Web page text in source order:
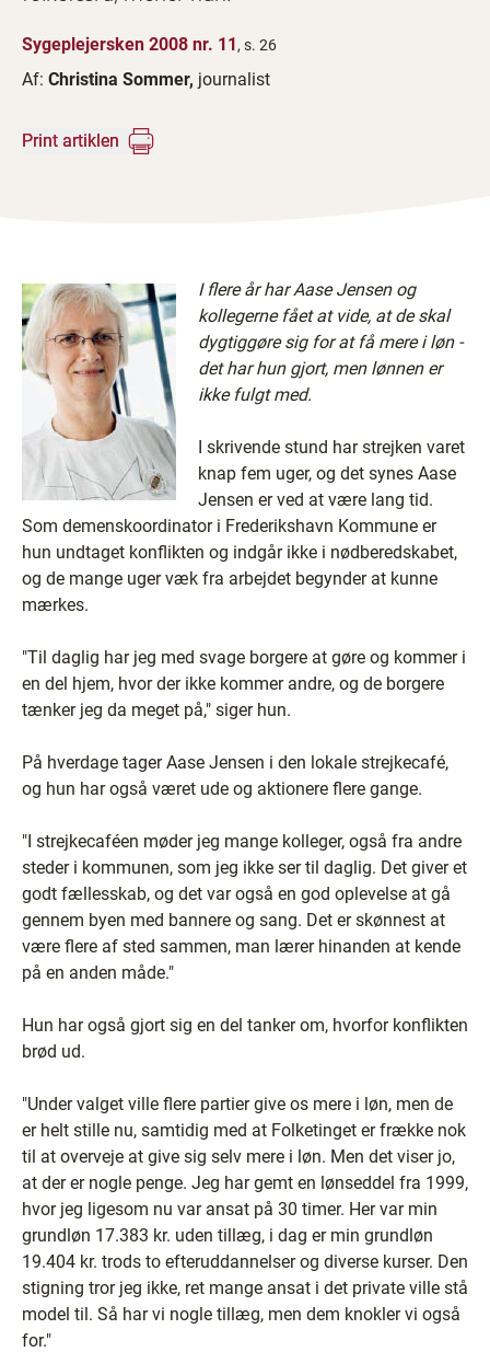
Sygeplejersken 2008 nr. 11, s. 26
Af: Christina Sommer, journalist
Print artiklen
I flere år har Aase Jensen og
kollegerne fået at vide, at de skal
dygtiggøre sig for at få mere i løn -
det har hun gjort, men lønnen er
ikke fulgt med.
I skrivende stund har strejken varet
knap fem uger, og det synes Aase
Jensen er ved at være lang tid.
Som demenskoordinator i Frederikshavn Kommune er
hun undtaget konflikten og indgår ikke i nødberedskabet,
og de mange uger væk fra arbejdet begynder at kunne
mærkes.
"Til daglig har jeg med svage borgere at gøre og kommer i
en del hjem, hvor der ikke kommer andre, og de borgere
tænker jeg da meget på," siger hun.
På hverdage tager Aase Jensen i den lokale strejkecafé,
og hun har også været ude og aktionere flere gange.
"I strejkecaféen møder jeg mange kolleger, også fra andre
steder i kommunen, som jeg ikke ser til daglig. Det giver et
godt fællesskab, og det var også en god oplevelse at gå
gennem byen med bannere og sang. Det er skønnest at
være flere af sted sammen, man lærer hinanden at kende
på en anden måde."
Hun har også gjort sig en del tanker om, hvorfor konflikten
brød ud.
"Under valget ville flere partier give os mere i løn, men de
er helt stille nu, samtidig med at Folketinget er frække nok
til at overveje at give sig selv mere i løn. Men det viser jo,
at der er nogle penge. Jeg har gemt en lønseddel fra 1999,
hvor jeg ligesom nu var ansat på 30 timer. Her var min
grundløn 17.383 kr. uden tillæg, i dag er min grundløn
19.404 kr. trods to efteruddannelser og diverse kurser. Den
stigning tror jeg ikke, ret mange ansat i det private ville stå
model til. Så har vi nogle tillæg, men dem knokler vi også
for."